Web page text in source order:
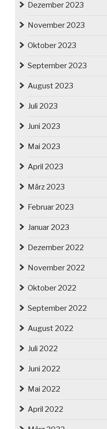
Dezember 2023
November 2023
Oktober 2023
September 2023
August 2023
Juli 2023
Juni 2023
Mai 2023
April 2023
März 2023
Februar 2023
Januar 2023
Dezember 2022
November 2022
Oktober 2022
September 2022
August 2022
Juli 2022
Juni 2022
Mai 2022
April 2022